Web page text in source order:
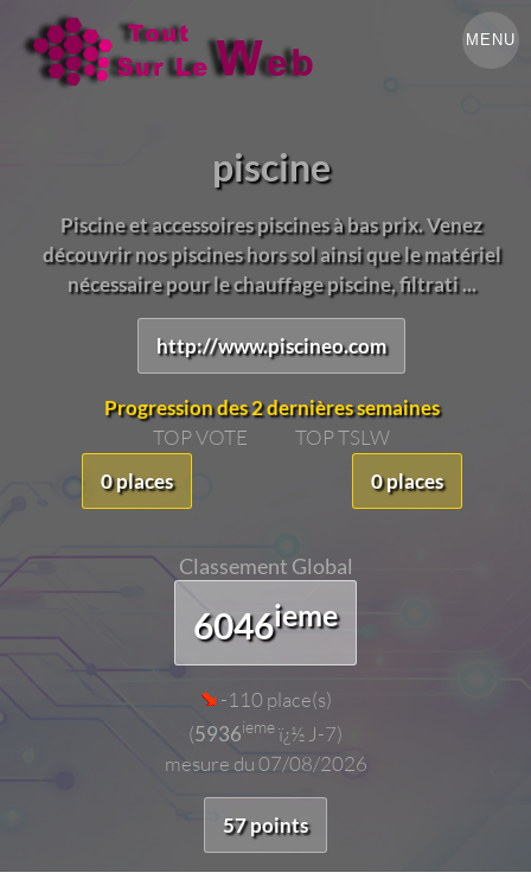
MENU
piscine
Piscine et accessoires piscines à bas prix. Venez
découvrir nos piscines hors sol ainsi que le matériel
nécessaire pour le chauffage piscine, filtrati ...
http://www.piscineo.com
Progression des 2 dernières semaines
TOP VOTE
0 places
TOP TSLW
0 places
Classement Global
6046ieme
-110 place(s)
(5936iemeï¿½ J-7)
mesure du 07/08/2026
57 points